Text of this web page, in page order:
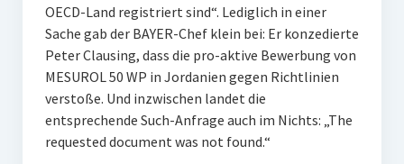
OECD-Land registriert sind“. Lediglich in einer
Sache gab der BAYER-Chef klein bei: Er konzedierte
Peter Clausing, dass die pro-aktive Bewerbung von
MESUROL 50 WP in Jordanien gegen Richtlinien
verstoße. Und inzwischen landet die
entsprechende Such-Anfrage auch im Nichts: „The
requested document was not found.“